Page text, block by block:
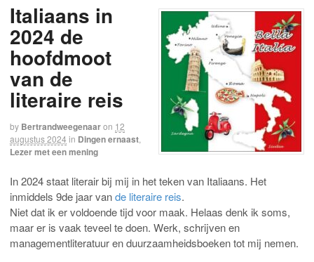
Italiaans in
2024 de
hoofdmoot
van de
literaire reis
by Bertrandweegenaaron 12
augustus 2024 in Dingen ernaast
Lezer met een mening
In 2024 staat literair bij mij in het teken van Italiaans. Het
inmiddels 9de jaar vande literaire reis.
Niet dat ik er voldoende tijd voor maak. Helaas denk ik soms,
maar er is vaak teveel te doen. Werk, schrijven en
managementliteratuur en duurzaamheidsboeken tot mij nemen.